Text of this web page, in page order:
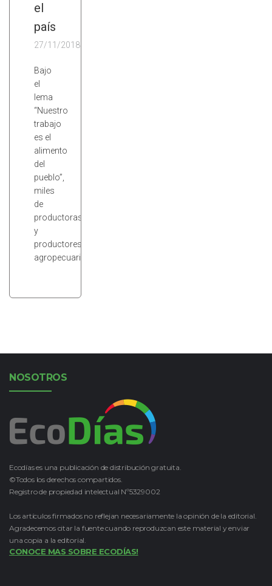
el
país
27/11/2018
Bajo
el
lema
“Nuestro
trabajo
es el
alimento
del
pueblo”,
miles
de
productoras
y
productores
agropecuarios…
NOSOTROS
Ecodías es una publicación de distribución gratuita.
©Todos los derechos compartidos.
Registro de propiedad intelectual Nº5329002
Los artículos firmados no reflejan necesariamente la opinión de la editorial.
Agradecemos citar la fuente cuando reproduzcan este material y enviar
una copia a la editorial.
CONOCE MAS SOBRE ECODÍAS!